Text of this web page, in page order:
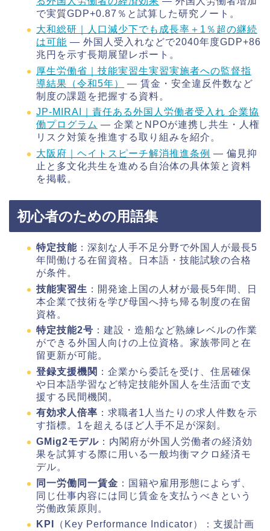
で実質GDP+0.87％と試算した研究ノート。
大和総研｜人口減少下でも成長率＋1％超の継続
は可能 ― 外国人受入れなどで2040年度GDP+86
兆円を示す長期展望レポート。
厚生労働省｜技能実習生実習実施者への監督指
導結果（令和5年）
― 賃金・安全違反件数など
制度の課題を把握する資料。
JP‑MIRAI｜責任ある外国人労働者受入れ 企業協
働プログラム ― 企業とNPOが連携し共生・人権
リスク対策を推進する取り組みを紹介。
大阪府｜ヘイトスピーチ解消推進条例 ― 偏見抑
止と多文化共生を進める自治体の具体策と資料
を掲載。
初心者のための用語集
特定技能 ：深刻な人手不足分野で外国人が最長5
年間働ける在留資格。日本語・技能試験の合格
が条件。
技能実習生 ：開発途上国の人材が最長5年間、日
本企業で技術を学び母国へ持ち帰る制度の在留
資格。
特定技能2号 ：建設・造船など熟練レベルの作業
ができる外国人向けの上位資格。家族帯同と在
留更新が可能。
登録支援機関 ：企業から委託を受け、住居確保
や日本語学習など特定技能外国人を生活面で支
援する民間機関。
有効求人倍率 ：求職者1人当たりの求人件数を示
す指標。1を超えるほど人手不足が深刻。
GMig2モデル ：内閣府が外国人労働者の経済効
果を試算する際に用いる一般均衡マクロ経済モ
デル。
同一労働同一賃金 ：国籍や雇用形態によらず、
同じ仕事内容には同じ賃金を支払うべきという
労働政策原則。
KPI
（Key Performance Indicator）：支援計画